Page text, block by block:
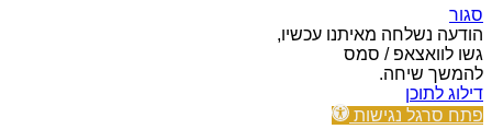
סגור
הודעה נשלחה מאיתנו עכשיו,
גשו לוואצאפ / סמס
להמשך שיחה.
דילוג לתוכן
פתח סרגל נגישות